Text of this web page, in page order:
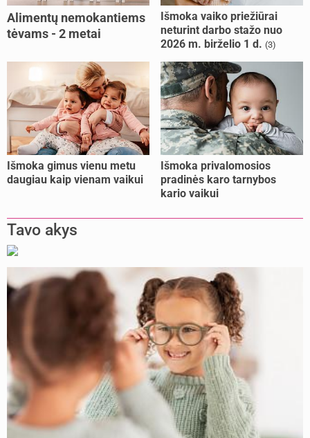
Alimentų nemokantiems
tėvams - 2 metai
Išmoka vaiko priežiūrai
neturint darbo stažo nuo
2026 m. birželio 1 d. (3)
Išmoka gimus vienu metu
daugiau kaip vienam vaikui
Išmoka privalomosios
pradinės karo tarnybos
kario vaikui
Tavo akys